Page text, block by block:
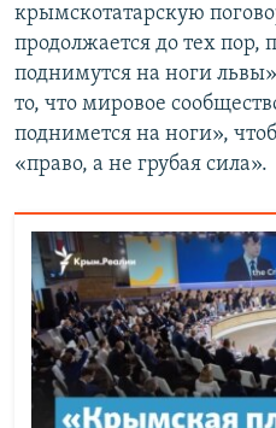
крымскотатарскую
продолжается до тех пор,
поднимутся на ноги
то, что мировое
поднимется на ноги»,
«право, а не грубая сила».